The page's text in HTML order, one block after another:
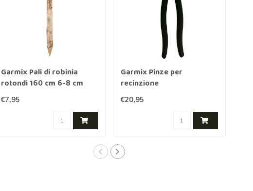
Garmix Pali di robinia
rotondi 160 cm 6-8 cm
€7,95
Garmix Pinze per
recinzione
€20,95